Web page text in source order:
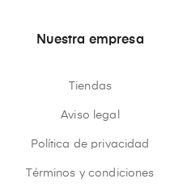
Nuestra empresa
Tiendas
Aviso legal
Política de privacidad
Términos y condiciones